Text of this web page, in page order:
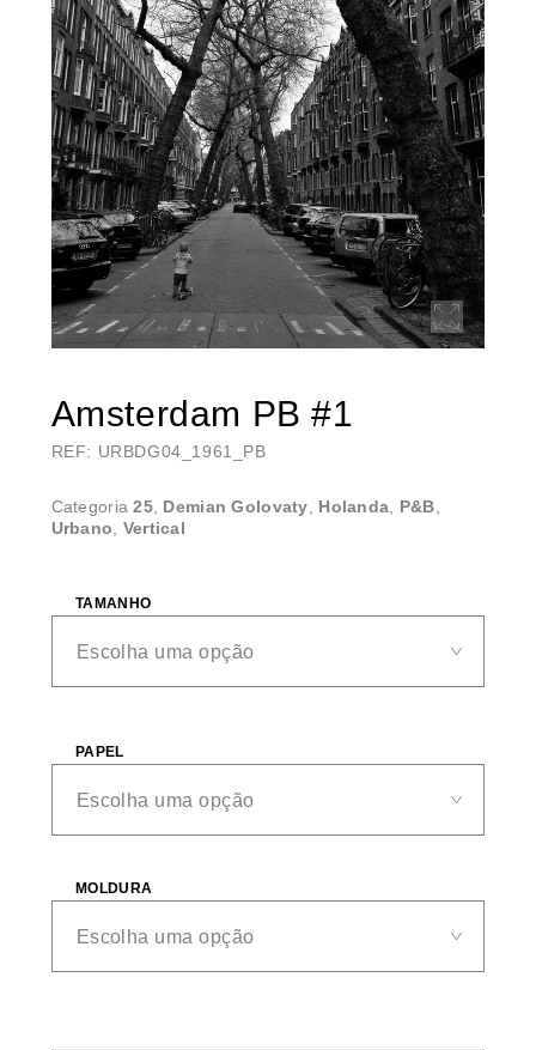
Amsterdam PB #1
REF: URBDG04_1961_PB
Categoria25, Demian Golovaty, Holanda, P&B,
Urbano, Vertical
TAMANHO
PAPEL
MOLDURA